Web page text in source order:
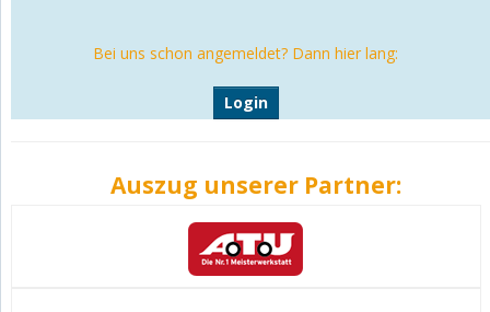
Bei uns schon angemeldet? Dann hier lang:
Login
Auszug unserer Partner: